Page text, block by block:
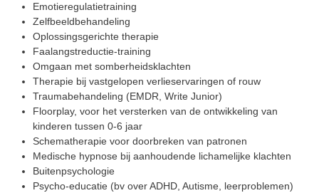
Emotieregulatietraining
Zelfbeeldbehandeling
Oplossingsgerichte therapie
Faalangstreductie-training
Omgaan met somberheidsklachten
Therapie bij vastgelopen verlieservaringen of rouw
Traumabehandeling (EMDR, Write Junior)
Floorplay, voor het versterken van de ontwikkeling van
kinderen tussen 0-6 jaar
Schematherapie voor doorbreken van patronen
Medische hypnose bij aanhoudende lichamelijke klachten
Buitenpsychologie
Psycho-educatie (bv over ADHD, Autisme, leerproblemen)